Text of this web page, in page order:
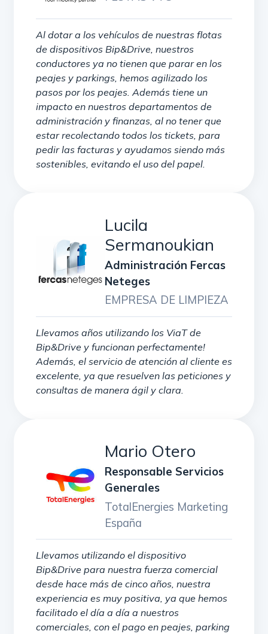
Al dotar a los vehículos de nuestras flotas
de dispositivos Bip&Drive, nuestros
conductores ya no tienen que parar en los
peajes y parkings, hemos agilizado los
pasos por los peajes. Además tiene un
impacto en nuestros departamentos de
administración y finanzas, al no tener que
estar recolectando todos los tickets, para
pedir las facturas y ayudamos siendo más
sostenibles, evitando el uso del papel.
Lucila
Sermanoukian
Administración Fercas
Neteges
EMPRESA DE LIMPIEZA
Llevamos años utilizando los ViaT de
Bip&Drive y funcionan perfectamente!
Además, el servicio de atención al cliente es
excelente, ya que resuelven las peticiones y
consultas de manera ágil y clara.
Mario Otero
Responsable Servicios
Generales
TotalEnergies Marketing
España
Llevamos utilizando el dispositivo
Bip&Drive para nuestra fuerza comercial
desde hace más de cinco años, nuestra
experiencia es muy positiva, ya que hemos
facilitado el día a día a nuestros
comerciales, con el pago en peajes, parking